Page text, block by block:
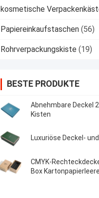
kosmetische
Papiereinkaufstaschen (56)
Rohrverpackungskiste (19)
BESTE PRODUKTE
Abnehmbare Deckel
Kisten
Luxuriöse Deckel-
CMYK-
Box Kartonpapierleere